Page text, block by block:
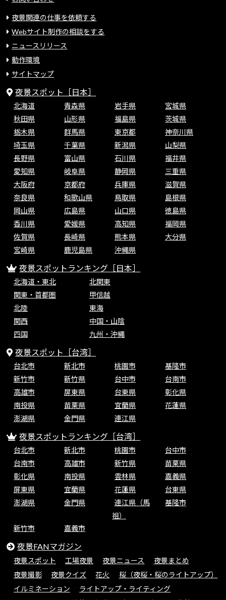
夜景関連の仕事を依頼する
Webサイト制作の相談をする
ニュースリリース
動作環境
サイトマップ
夜景スポット［日本］
北海道 青森県 岩手県
宮城県
秋田県
山形県 福島県
茨城県
栃木県
群馬県 東京都
神奈川県
埼玉県
千葉県 新潟県
山梨県
長野県
富山県 石川県
福井県
愛知県
岐阜県 静岡県
三重県
大阪府
京都府 兵庫県
滋賀県
奈良県
和歌山県 鳥取県
島根県
岡山県
広島県 山口県
徳島県
香川県
愛媛県 高知県
福岡県
佐賀県
長崎県 熊本県
大分県
宮崎県
鹿児島県 沖縄県
夜景スポットランキング［日本］
北海道・東北
北関東
関東・首都圏
甲信越
北陸
東海
関西
中国・山陰
四国
九州・沖縄
夜景スポット［台湾］
台北市 新北市 桃園市
基隆市
新竹市
新竹県 台中市
台南市
高雄市
屏東県 台東県
彰化県
南投県
苗栗県 宜蘭県
花蓮県
澎湖県
金門県 連江県
夜景スポットランキング［台湾］
台北市 新北市 桃園市
台中市
台南市
高雄市 新竹県
苗栗県
彰化県
南投県 雲林県
嘉義県
屏東県
宜蘭県 花蓮県
台東県
澎湖県
金門県
連江県（馬
祖）
基隆市
新竹市 嘉義市
夜景FANマガジン
夜景スポット 工場夜景 夜景ニュース
夜景まとめ
夜景撮影
夜景クイズ 花火
桜（夜桜・桜のライトアップ）
イルミネーション
ライトアップ・ライティング